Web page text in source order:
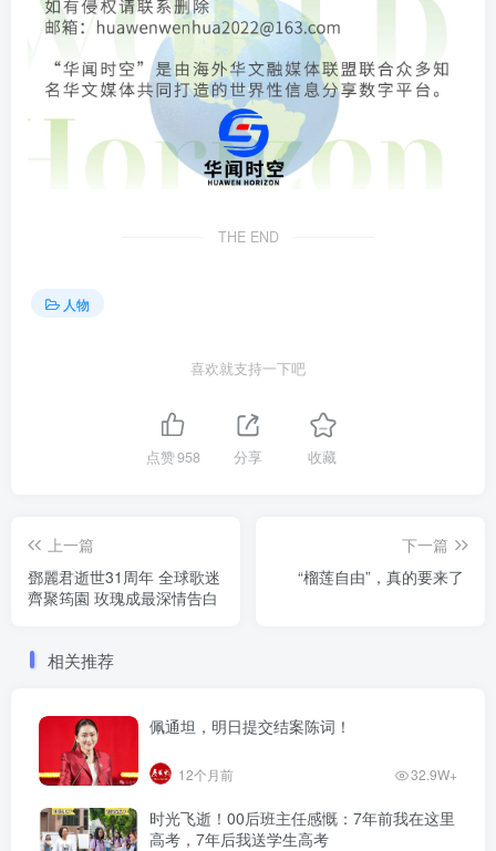
THE END
人物
喜欢就支持一下吧
点赞958 分享 收藏
上一篇
鄧麗君逝世31周年 全球歌迷
齊聚筠園 玫瑰成最深情告白
下一篇
“榴莲自由”，真的要来了
相关推荐
佩通坦，明日提交结案陈词！
12个月前 32.9W+
时光飞逝！00后班主任感慨：7年前我在这里
高考，7年后我送学生高考